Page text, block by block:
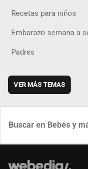
Recetas para niños
Embarazo semana a
Padres
VER MÁS TEMAS